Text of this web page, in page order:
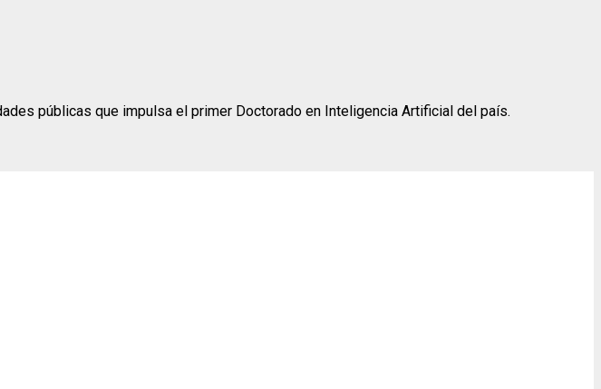
públicas que impulsa el primer Doctorado en Inteligencia Artificial del país.